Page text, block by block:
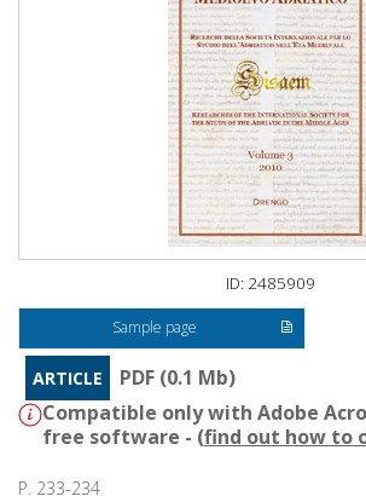
ID: 2485909
Sample page
ARTICLE
PDF (0.1 Mb)
Compatible only with Adobe
free software - (find out how to
P. 233-234